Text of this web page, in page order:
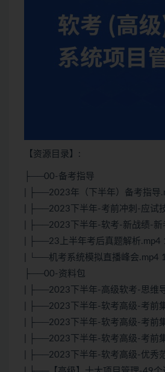
【资源目录】:
├──00-备考指导
| ├──2023年（下半年）备考指导
| ├──2023下半年-考前冲刺-应试
| ├──2023下半年-软考-新战绩-
| ├──23上半年考后真题解析.mp4
| └──机考系统模拟直播峰会.mp4
├──00-资料包
| ├──2023下半年-高级软考-思维
| ├──2023下半年-软考高级-考前
| ├──2023下半年-软考高级-考前
| ├──2023下半年-软考高级-考前
| ├──2023下半年-软考高级-优秀